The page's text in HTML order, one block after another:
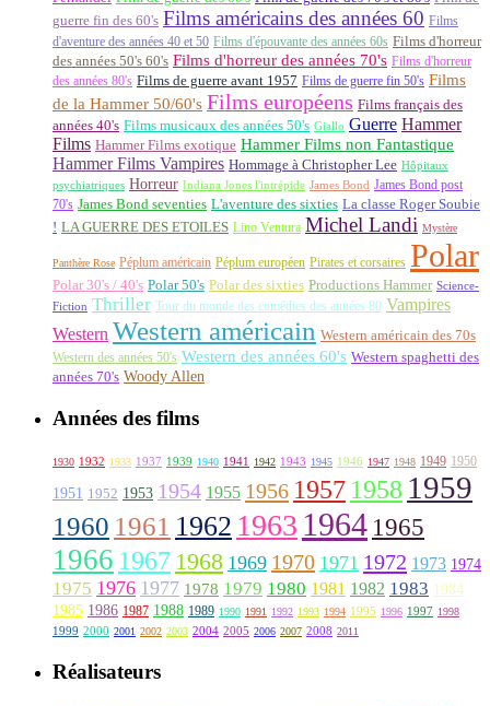
guerre fin des 60's Films américains des années 60 Films
d'aventure des années 40 et 50 Films d'épouvante des années 60s Films d'horreur
des années 50's 60's Films d'horreur des années 70's Films d'horreur
des années 80's Films de guerre avant 1957 Films de guerre fin 50's Films
de la Hammer 50/60's Films européens Films français des
années 40's Films musicaux des années 50's Giallo Guerre Hammer
Films Hammer Films exotique Hammer Films non Fantastique
Hammer Films Vampires Hommage à Christopher Lee Hôpitaux
psychiatriques Horreur Indiana Jones l'intrépide James Bond James Bond post
70's James Bond seventies L'aventure des sixties La classe Roger Soubie
! LA GUERRE DES ETOILES Lino Ventura Michel Landi Mystère
Panthère Rose Péplum américain Péplum européen Pirates et corsaires Polar
Polar 30's / 40's Polar 50's Polar des sixties Productions Hammer Science-
Fiction Thriller Tour du monde des comédies des années 80 Vampires
Western Western américain Western américain des 70s
Western des années 50's Western des années 60's Western spaghetti des
années 70's Woody Allen
Années des films
1930 1932 1933 1937 1939 1940 1941 1942 1943 1945 1946 1947 1948 1949 1950
1951 1952 1953 1954 1955 1956 1957 1958 1959
1960 1961 1962 1963 1964 1965
1966 1967 1968 1969 1970 1971 1972 1973 1974
1975 1976 1977 1978 1979 1980 1981 1982 1983 1984
1985 1986 1987 1988 1989 1990 1991 1992 1993 1994 1995 1996 1997 1998
1999 2000 2001 2002 2003 2004 2005 2006 2007 2008 2011
Réalisateurs